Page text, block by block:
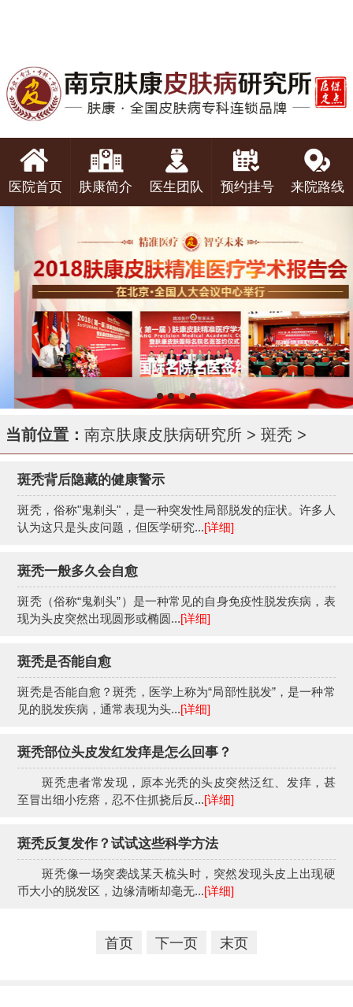
医院首页 肤康简介 医生团队 预约挂号 来院路线
当前位置： 南京肤康皮肤病研究所 > 斑秃 >
斑秃背后隐藏的健康警示
斑秃，俗称"鬼剃头"，是一种突发性局部脱发的症状。许多人
认为这只是头皮问题，但医学研究...[详细]
斑秃一般多久会自愈
斑秃（俗称“鬼剃头”）是一种常见的自身免疫性脱发疾病，表
现为头皮突然出现圆形或椭圆...[详细]
斑秃是否能自愈
斑秃是否能自愈？斑秃，医学上称为“局部性脱发”，是一种常
见的脱发疾病，通常表现为头...[详细]
斑秃部位头皮发红发痒是怎么回事？
斑秃患者常发现，原本光秃的头皮突然泛红、发痒，甚
至冒出细小疙瘩，忍不住抓挠后反...[详细]
斑秃反复发作？试试这些科学方法
斑秃像一场突袭战某天梳头时，突然发现头皮上出现硬
币大小的脱发区，边缘清晰却毫无...[详细]
首页 下一页 末页